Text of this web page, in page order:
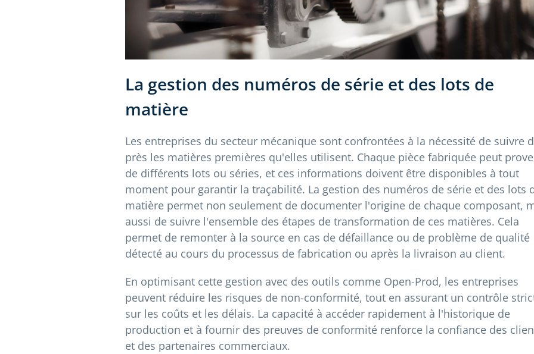
La gestion des numéros de série et des lots de
matière
Les entreprises du secteur mécanique sont confrontées à la nécessité de suivre
près les matières premières qu'elles utilisent. Chaque pièce fabriquée peut
de différents lots ou séries, et ces informations doivent être disponibles à tout
moment pour garantir la traçabilité. La gestion des numéros de série et des lots
matière permet non seulement de documenter l'origine de chaque composant,
aussi de suivre l'ensemble des étapes de transformation de ces matières. Cela
permet de remonter à la source en cas de défaillance ou de problème de qualité
détecté au cours du processus de fabrication ou après la livraison au client.
En optimisant cette gestion avec des outils comme Open-Prod, les entreprises
peuvent réduire les risques de non-conformité, tout en assurant un contrôle
sur les coûts et les délais. La capacité à accéder rapidement à l'historique de
production et à fournir des preuves de conformité renforce la confiance des
et des partenaires commerciaux.